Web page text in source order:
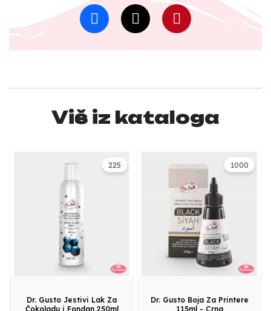
Više iz kataloga
225
Dr. Gusto Jestivi Lak Za
Čokoladu i Fondan 250ml
1000
Dr. Gusto Boja Za Printere
115ml - Crna